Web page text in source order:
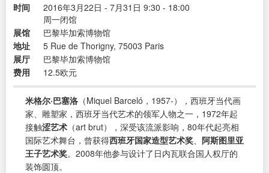
时间
2016年3月22日 - 7月31日 9:30 - 18:00
周一闭馆
展馆
巴黎毕加索博物馆
地址
5 Rue de Thorigny, 75003 Paris
展厅
巴黎毕加索博物馆
费用
12.5欧元
米格尔·巴塞洛 （Miquel Barceló，1957-），西班牙当代画
家、雕塑家，西班牙当代艺术的领军人物之一，1972年起
接触涩艺术 （art brut），深受该流派影响，80年代起亮相
国际艺术舞台，曾获得西班牙国家造型艺术奖
阿斯图里亚
王子艺术奖。2008年他参与设计了日内瓦联合国人权厅的
装饰圆顶。